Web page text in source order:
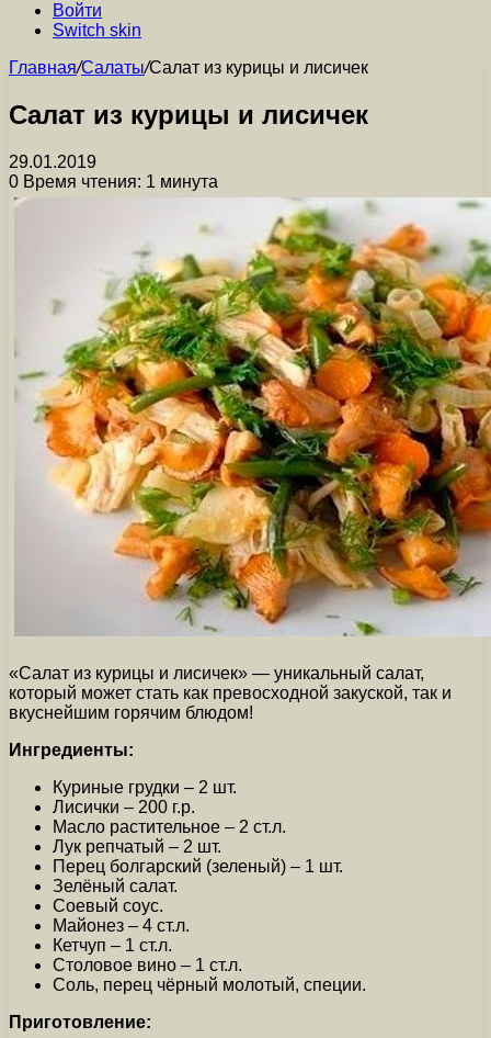
Войти
Switch skin
Главная/Салаты/Салат из курицы и лисичек
Салат из курицы и лисичек
29.01.2019
0 Время чтения: 1 минута
«Салат из курицы и лисичек» — уникальный салат,
который может стать как превосходной закуской, так и
вкуснейшим горячим блюдом!
Ингредиенты:
Куриные грудки – 2 шт.
Лисички – 200 г.р.
Масло растительное – 2 ст.л.
Лук репчатый – 2 шт.
Перец болгарский (зеленый) – 1 шт.
Зелёный салат.
Соевый соус.
Майонез – 4 ст.л.
Кетчуп – 1 ст.л.
Столовое вино – 1 ст.л.
Соль, перец чёрный молотый, специи.
Приготовление: